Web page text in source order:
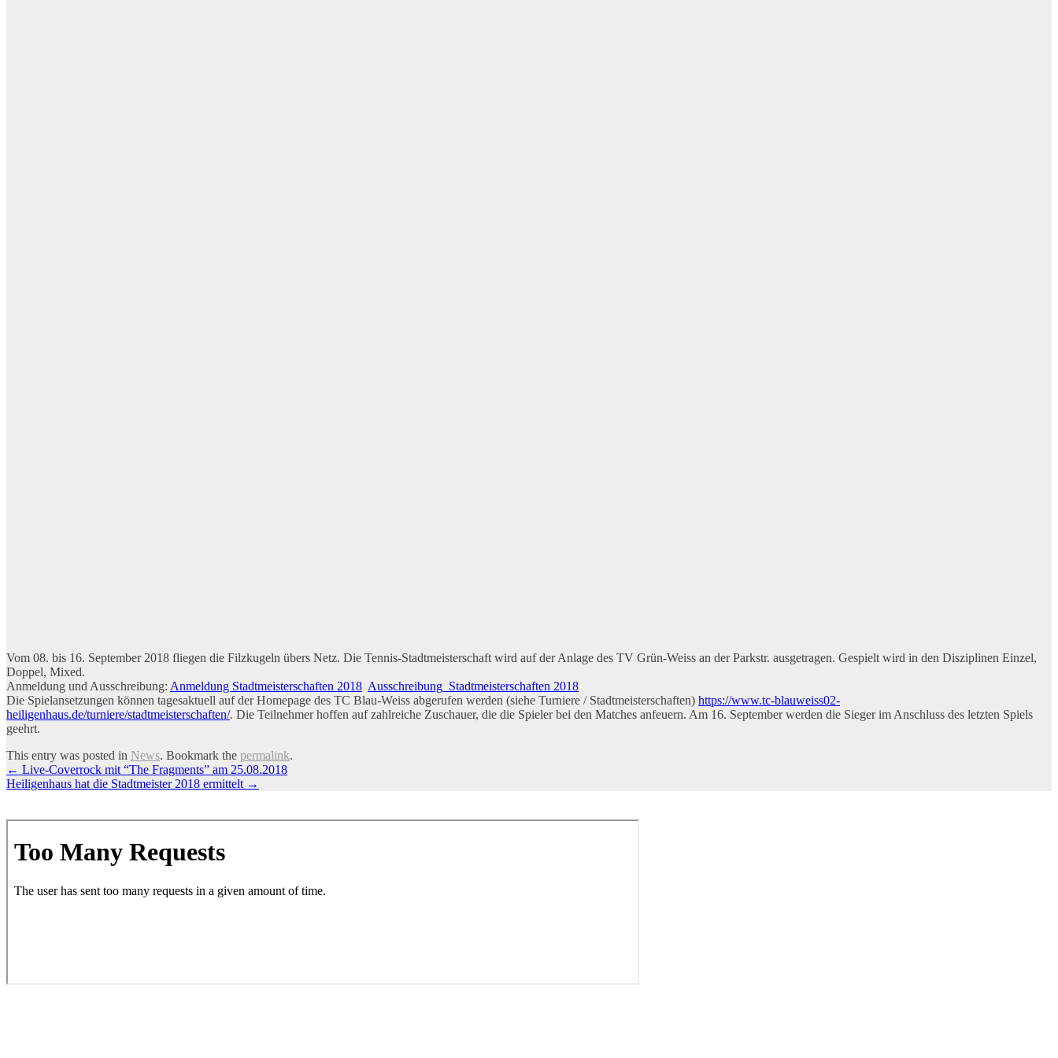
Vom 08. bis 16. September 2018 fliegen die Filzkugeln übers Netz. Die Tennis-Stadtmeisterschaft wird auf der Anlage des TV Grün-Weiss an der Parkstr. ausgetragen. Gespielt wird in den Disziplinen Einzel,
Doppel, Mixed.
Anmeldung und Ausschreibung: Anmeldung Stadtmeisterschaften 2018 Ausschreibung_Stadtmeisterschaften 2018
Die Spielansetzungen können tagesaktuell auf der Homepage des TC Blau-Weiss abgerufen werden (siehe Turniere / Stadtmeisterschaften) https://www.tc-blauweiss02-
heiligenhaus.de/turniere/stadtmeisterschaften/. Die Teilnehmer hoffen auf zahlreiche Zuschauer, die die Spieler bei den Matches anfeuern. Am 16. September werden die Sieger im Anschluss des letzten Spiels
geehrt.
This entry was posted in News. Bookmark the permalink.
Artikel-
Navigation
← Live-Coverrock mit “The Fragments” am 25.08.2018
Heiligenhaus hat die Stadtmeister 2018 ermittelt →